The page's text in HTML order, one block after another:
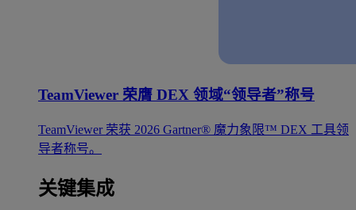
TeamViewer 荣膺 DEX 领域“领导者”称号
TeamViewer 荣获 2026 Gartner® 魔力象限™ DEX 工具领
导者称号。
关键集成